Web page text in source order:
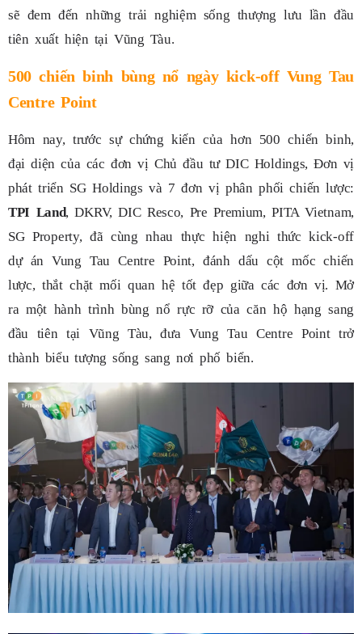
sẽ đem đến những trải nghiệm sống thượng lưu lần đầu
tiên xuất hiện tại Vũng Tàu.
500 chiến binh bùng nổ ngày kick-off Vung Tau
Centre Point
Hôm nay, trước sự chứng kiến của hơn 500 chiến binh,
đại diện của các đơn vị Chủ đầu tư DIC Holdings, Đơn vị
phát triển SG Holdings và 7 đơn vị phân phối chiến lược:
TPI Land, DKRV, DIC Resco, Pre Premium, PITA Vietnam,
SG Property, đã cùng nhau thực hiện nghi thức kick-off
dự án Vung Tau Centre Point, đánh dấu cột mốc chiến
lược, thắt chặt mối quan hệ tốt đẹp giữa các đơn vị. Mở
ra một hành trình bùng nổ rực rỡ của căn hộ hạng sang
đầu tiên tại Vũng Tàu, đưa Vung Tau Centre Point trở
thành biểu tượng sống sang nơi phố biển.